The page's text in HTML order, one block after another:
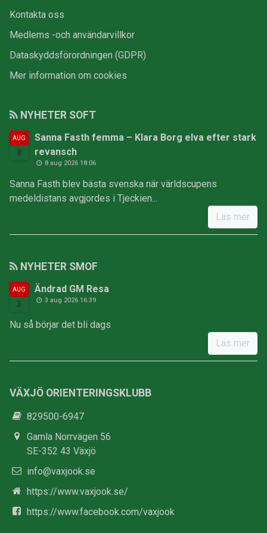
Kontakta oss
Medlems -och användarvillkor
Dataskyddsförordningen (GDPR)
Mer information om cookies
NYHETER SOFT
AUG
8
Sanna Fasth femma – Klara Borg elva efter stark
revansch
8 aug 2026 18:06
Sanna Fasth blev bästa svenska när världscupens
medeldistans avgjordes i Tjeckien...
Läs mer
NYHETER SMOF
AUG
3
Ändrad GM Resa
3 aug 2026 16:39
Nu så börjar det bli dags
Läs mer
VÄXJÖ ORIENTERINGSKLUBB
829500-6947
Gamla Norrvägen 56
SE-352 43 Växjö
info@vaxjook.se
https://www.vaxjook.se/
https://www.facebook.com/vaxjook